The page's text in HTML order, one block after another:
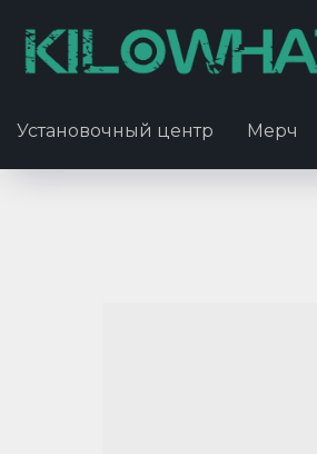
Установочный центр Мерч